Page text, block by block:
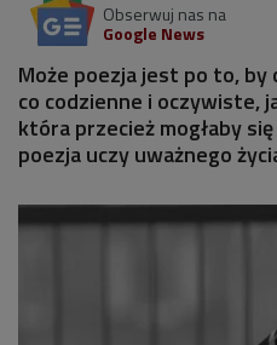
Obserwuj nas na
Google News
Może poezja jest po to, by
co codzienne i oczywiste,
która przecież mogłaby
poezja uczy uważnego